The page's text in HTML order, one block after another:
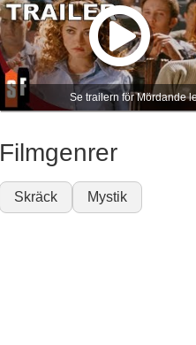
Se trailern för Mördande
Filmgenrer
Skräck Mystik